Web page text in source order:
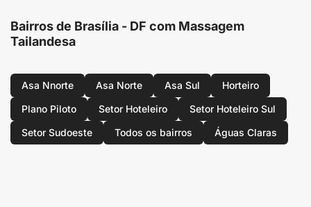
Bairros de Brasília - DF com Massagem
Tailandesa
Asa Nnorte Asa Norte Asa Sul
Horteiro
Plano Piloto
Setor Hoteleiro
Setor Hoteleiro Sul
Setor Sudoeste
Todos os bairros Águas Claras